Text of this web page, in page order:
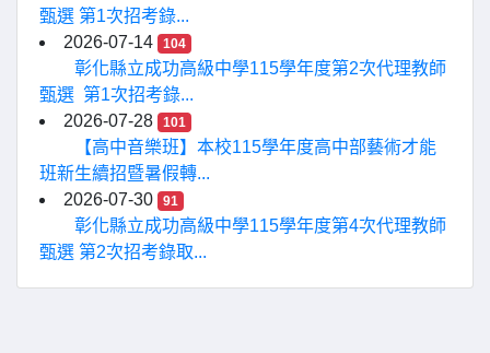
甄選 第1次招考錄...
2026-07-14
104
彰化縣立成功高級中學115學年度第2次代理教師
甄選 第1次招考錄...
2026-07-28
101
【高中音樂班】本校115學年度高中部藝術才能
班新生續招暨暑假轉...
2026-07-30
91
彰化縣立成功高級中學115學年度第4次代理教師
甄選 第2次招考錄取...